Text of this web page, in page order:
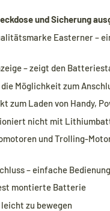
und Sicherung
Easterner –
– zeigt den
Möglichkeit zum
zum Laden von Handy,
nicht mit
und Trolling-
– einfache Bedienung
montierte Batterie
zu bewegen